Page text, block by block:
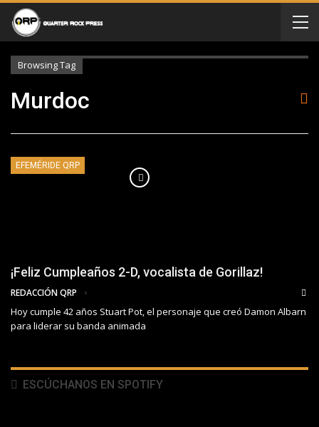
Browsing Tag
Murdoc
EFEMÉRIDE QRP
¡Feliz Cumpleaños 2-D, vocalista de Gorillaz!
REDACCIÓN QRP
Hoy cumple 42 años Stuart Pot, el personaje que creó Damon Albarn
para liderar su banda animada
ESCÚCHANOS EN SPOTIFY